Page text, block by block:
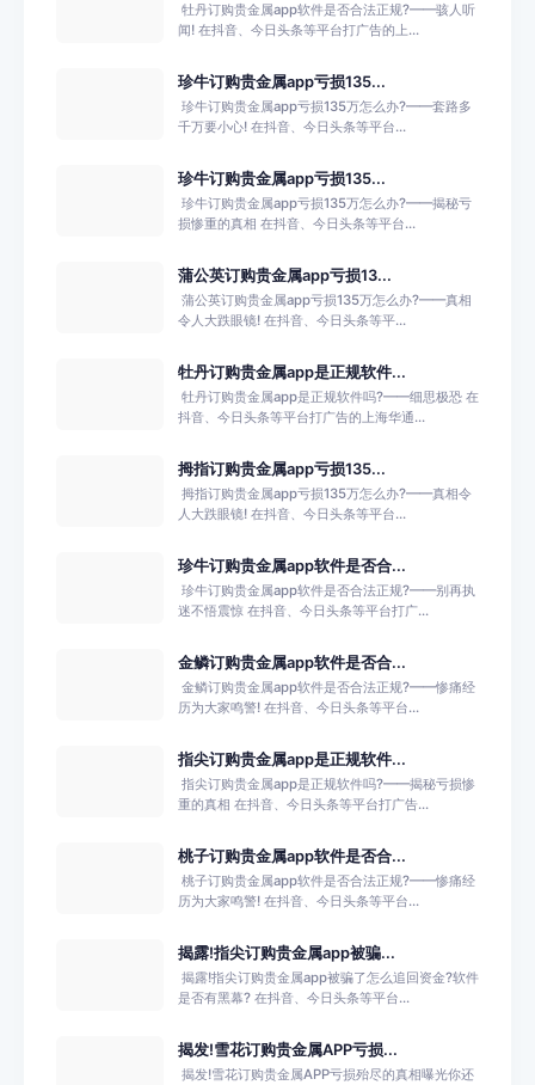
​ 牡丹订购贵金属app软件是否合法正规?——骇人听
闻! 在抖音、今日头条等平台打广告的上...
珍牛订购贵金属app亏损135...
​ 珍牛订购贵金属app亏损135万怎么办?——套路多
千万要小心! 在抖音、今日头条等平台...
珍牛订购贵金属app亏损135...
​ 珍牛订购贵金属app亏损135万怎么办?——揭秘亏
损惨重的真相 在抖音、今日头条等平台...
蒲公英订购贵金属app亏损13...
​ 蒲公英订购贵金属app亏损135万怎么办?——真相
令人大跌眼镜! 在抖音、今日头条等平...
牡丹订购贵金属app是正规软件...
​ 牡丹订购贵金属app是正规软件吗?——细思极恐 在
抖音、今日头条等平台打广告的上海华通...
拇指订购贵金属app亏损135...
​ 拇指订购贵金属app亏损135万怎么办?——真相令
人大跌眼镜! 在抖音、今日头条等平台...
珍牛订购贵金属app软件是否合...
​ 珍牛订购贵金属app软件是否合法正规?——别再执
迷不悟震惊 在抖音、今日头条等平台打广...
金鳞订购贵金属app软件是否合...
​ 金鳞订购贵金属app软件是否合法正规?——惨痛经
历为大家鸣警! 在抖音、今日头条等平台...
指尖订购贵金属app是正规软件...
​ 指尖订购贵金属app是正规软件吗?——揭秘亏损惨
重的真相 在抖音、今日头条等平台打广告...
桃子订购贵金属app软件是否合...
​ 桃子订购贵金属app软件是否合法正规?——惨痛经
历为大家鸣警! 在抖音、今日头条等平台...
揭露!指尖订购贵金属app被骗...
​ 揭露!指尖订购贵金属app被骗了怎么追回资金?软件
是否有黑幕? 在抖音、今日头条等平台...
揭发!雪花订购贵金属APP亏损...
​ 揭发!雪花订购贵金属APP亏损殆尽的真相曝光你还